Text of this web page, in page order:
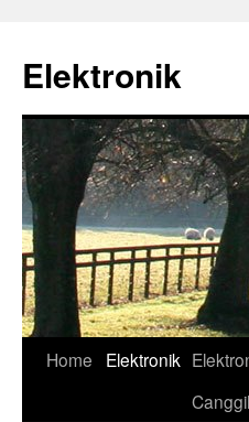
content
Elektronik
Home Elektronik